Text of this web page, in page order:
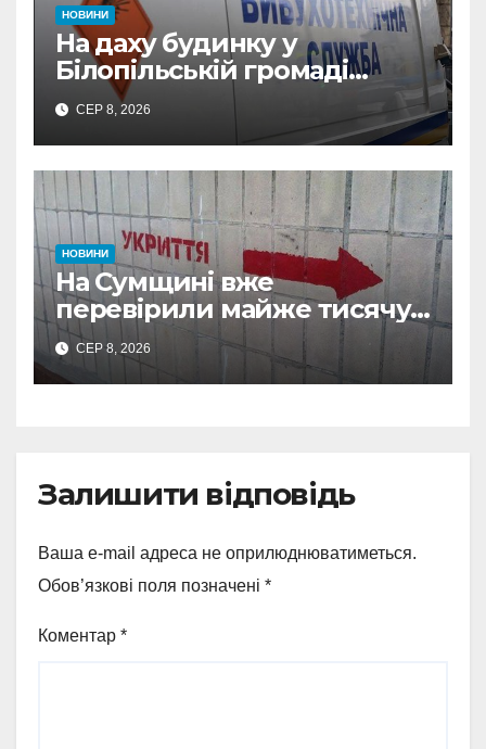
НОВИНИ
На даху будинку у
Білопільській громаді
знайшли 120-мм міну
СЕР 8, 2026
НОВИНИ
На Сумщині вже
перевірили майже тисячу
укриттів: де виявили
замкнені двері
СЕР 8, 2026
Залишити відповідь
Ваша e-mail адреса не оприлюднюватиметься.
Обов’язкові поля позначені *
Коментар *